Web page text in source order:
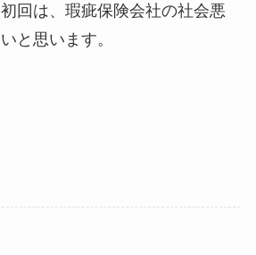
回は、瑕疵保険会社の社会悪
と思います。